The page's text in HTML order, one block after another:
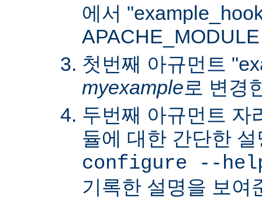
에서
첫번째 아규먼트
myexample로 변경
두번째 아규먼트 자
듈에 대한 간단한
configure --
기록한 설명을 보여